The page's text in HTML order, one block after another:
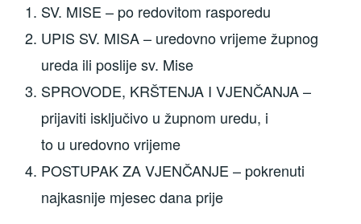
SV. MISE – po redovitom rasporedu
UPIS SV. MISA – uredovno vrijeme župnog
ureda ili poslije sv. Mise
SPROVODE, KRŠTENJA I VJENČANJA –
prijaviti isključivo u župnom uredu, i
to u uredovno vrijeme
POSTUPAK ZA VJENČANJE – pokrenuti
najkasnije mjesec dana prije